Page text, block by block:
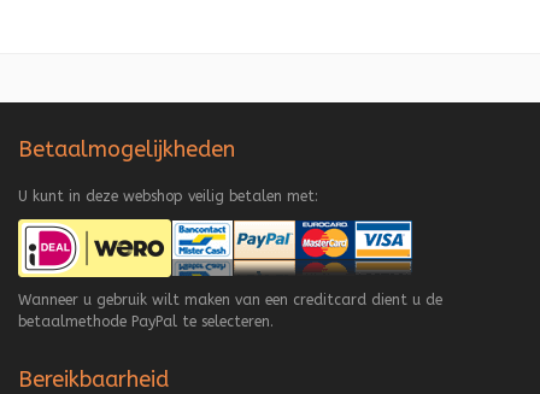
Betaalmogelijkheden
U kunt in deze webshop veilig betalen met:
Wanneer u gebruik wilt maken van een creditcard dient u de
betaalmethode PayPal te selecteren.
Bereikbaarheid